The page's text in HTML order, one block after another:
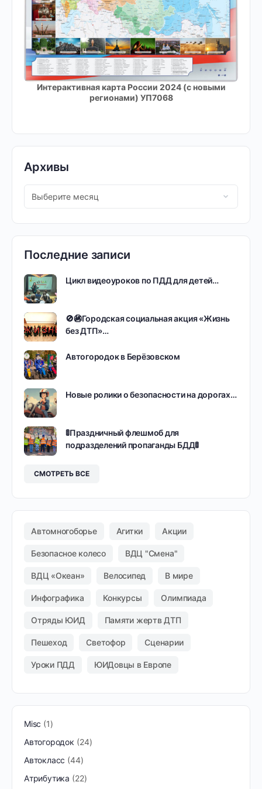
Интерактивная карта России 2024 (с новыми
регионами) УП7068
Архивы
Последние записи
Цикл видеоуроков по ПДД для детей…
🚫🚳Городская социальная акция «Жизнь
без ДТП»…
Автогородок в Берёзовском
Новые ролики о безопасности на дорогах…
🚦Праздничный флешмоб для
подразделений пропаганды БДД🚦
СМОТРЕТЬ ВСЕ
Автомногоборье Агитки Акции
Безопасное колесо ВДЦ "Смена"
ВДЦ «Океан» Велосипед В мире
Инфографика Конкурсы Олимпиада
Отряды ЮИД Памяти жертв ДТП
Пешеход Светофор Сценарии
Уроки ПДД ЮИДовцы в Европе
Misc
1
Автогородок
24
Автокласс 44
Атрибутика
22